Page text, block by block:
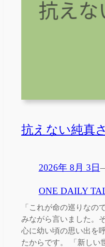
抗えない純真さ
2026年 8月 3日
ONE DAILY
「これが命の巡りなの
みながら言いました。
心に幼い頃の思い出を
たからです。 「新しい